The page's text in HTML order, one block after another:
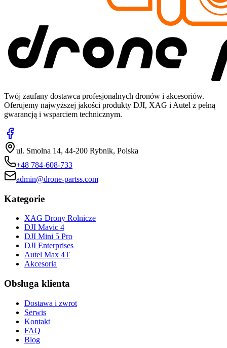
Twój zaufany dostawca profesjonalnych dronów i akcesoriów.
Oferujemy najwyższej jakości produkty DJI, XAG i Autel z pełną
gwarancją i wsparciem technicznym.
ul. Smolna 14, 44-200 Rybnik, Polska
+48 784-608-733
admin@drone-partss.com
Kategorie
XAG Drony Rolnicze
DJI Mavic 4
DJI Mini 5 Pro
DJI Enterprises
Autel Max 4T
Akcesoria
Obsługa klienta
Dostawa i zwrot
Serwis
Kontakt
FAQ
Blog